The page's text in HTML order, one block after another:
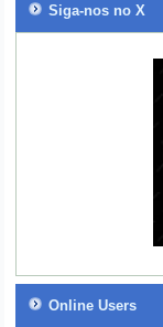
Siga-nos no X
Online Users